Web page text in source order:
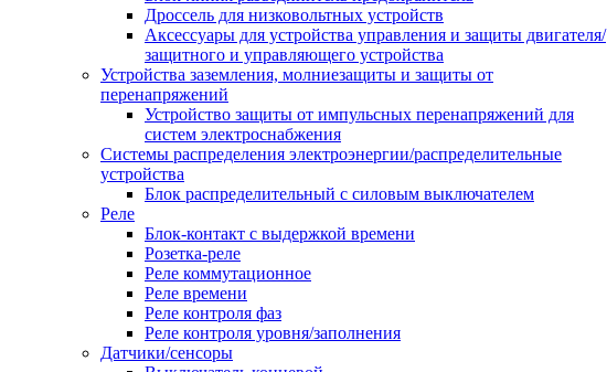
Дроссель для низковольтных устройств
Аксессуары для устройства управления и защиты двигателя/
защитного и управляющего устройства
Устройства заземления, молниезащиты и защиты от
перенапряжений
Устройство защиты от импульсных перенапряжений для
систем электроснабжения
Системы распределения электроэнергии/распределительные
устройства
Блок распределительный с силовым выключателем
Реле
Блок-контакт с выдержкой времени
Розетка-реле
Реле коммутационное
Реле времени
Реле контроля фаз
Реле контроля уровня/заполнения
Датчики/сенсоры